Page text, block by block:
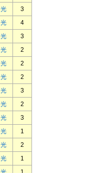
光
3
光
4
光
3
光
2
光
2
光
2
光
3
光
2
光
3
光
1
光
2
光
1